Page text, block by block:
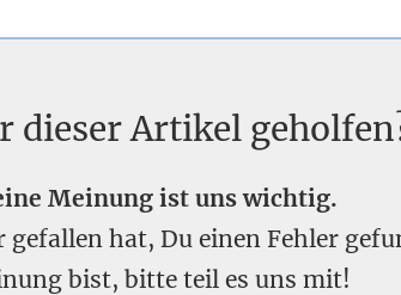
dieser Artikel
Meinung ist uns wichtig.
hat, Du einen Fehler
bist, bitte teil es uns mit!